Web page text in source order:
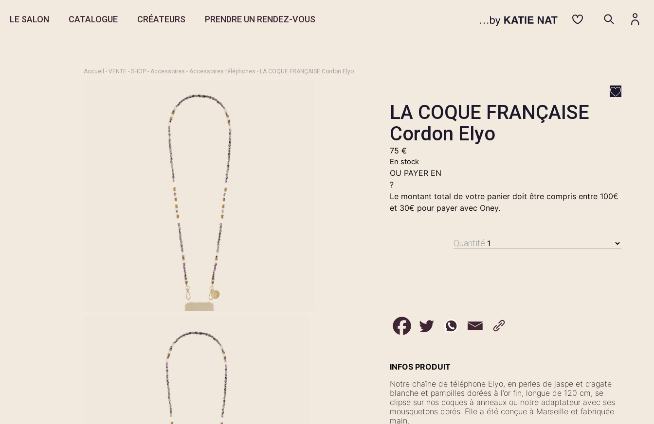
LE SALON CATALOGUE CRÉATEURS PRENDRE UN RENDEZ-VOUS
Accueil - VENTE - SHOP - Accessoires - Accessoires téléphones - LA COQUE FRANÇAISE Cordon Elyo
LA COQUE FRANÇAISE
Cordon Elyo
75 €
En stock
OU PAYER EN
?
Le montant total de votre panier doit être compris entre 100€
et 30€ pour payer avec Oney.
Quantité
INFOS PRODUIT
Notre chaîne de téléphone Elyo, en perles de jaspe et d’agate
blanche et pampilles dorées à l’or fin, longue de 120 cm, se
clipse sur nos coques à anneaux ou notre adaptateur avec ses
mousquetons dorés. Elle a été conçue à Marseille et fabriquée
main.